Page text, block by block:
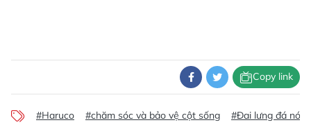
Copy link
#Haruco #chăm sóc và bảo vệ cột sống #Đai lưng đá